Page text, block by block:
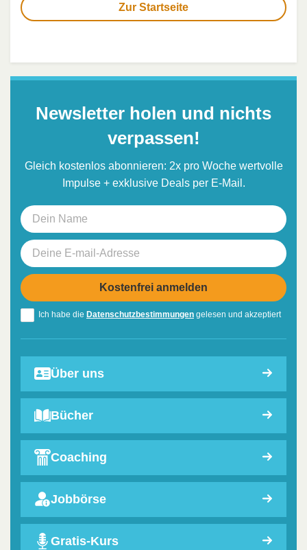
Zur Startseite
Newsletter holen und nichts
verpassen!
Gleich kostenlos abonnieren: 2x pro Woche wertvolle
Impulse + exklusive Deals per E-Mail.
Ich habe die Datenschutzbestimmungen gelesen und akzeptiert
Über uns
Bücher
Coaching
Jobbörse
Gratis-Kurs